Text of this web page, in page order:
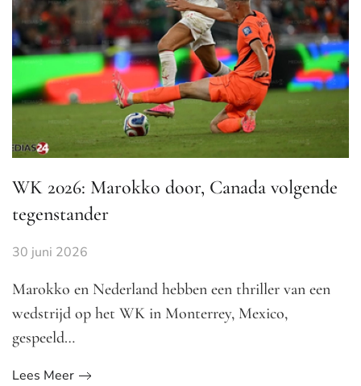
WK 2026: Marokko door, Canada volgende
tegenstander
30 juni 2026
Marokko en Nederland hebben een thriller van een
wedstrijd op het WK in Monterrey, Mexico,
gespeeld…
Lees Meer